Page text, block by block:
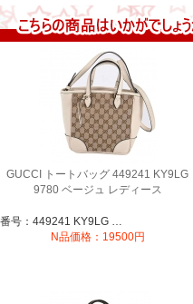
GUCCI トートバッグ 449241 KY9LG
9780 ベージュ レディース
番号：449241 KY9LG 9780
N品価格：19500円